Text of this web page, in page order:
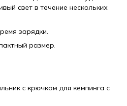
свет в течение нескольких
зарядки.
размер.
с крючком для кемпинга с